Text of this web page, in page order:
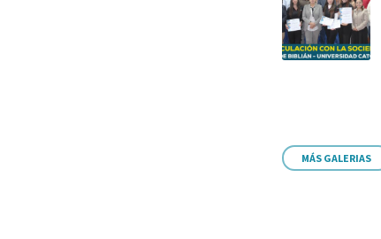
MÁS GALERIAS